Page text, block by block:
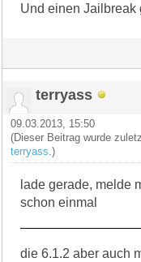
Und einen
terryass
09.03.2013, 15:50
(Dieser Beitrag wurde
terryass .)
lade gerade, melde
schon einmal
die 6.1.2 aber auch